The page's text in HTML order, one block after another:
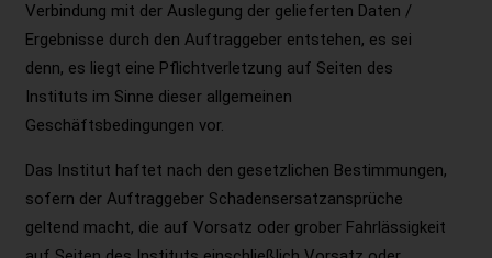
Verbindung mit der Auslegung der gelieferten Daten /
Ergebnisse durch den Auftraggeber entstehen, es sei
denn, es liegt eine Pflichtverletzung auf Seiten des
Instituts im Sinne dieser allgemeinen
Geschäftsbedingungen vor.
Das Institut haftet nach den gesetzlichen Bestimmungen,
sofern der Auftraggeber Schadensersatzansprüche
geltend macht, die auf Vorsatz oder grober Fahrlässigkeit